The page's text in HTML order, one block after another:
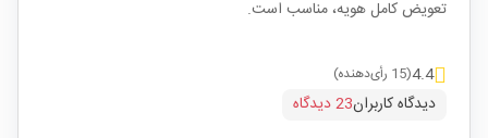
تعویض کامل هویه، مناسب است.
4.4(15 رأی‌دهنده)
دیدگاه کاربران23 دیدگاه